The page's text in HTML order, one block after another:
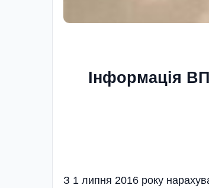
Інформація
З 1 липня 2016 року